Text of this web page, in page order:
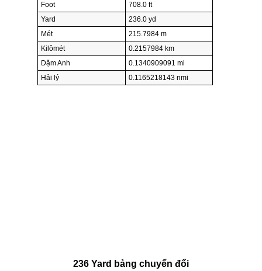
Foot
708.0 ft
Yard
236.0 yd
Mét
215.7984 m
Kilômét
0.2157984 km
Dặm Anh
0.1340909091 mi
Hải lý
0.1165218143 nmi
236 Yard bảng chuyển đổi